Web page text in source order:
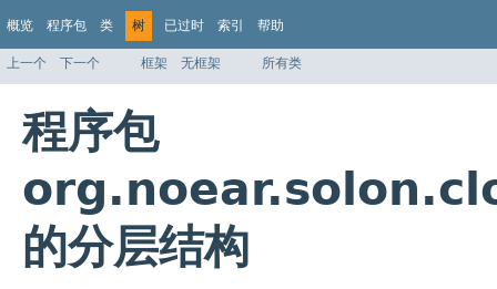
概览 程序包 类 树 已过时 索引 帮助
上一个 下一个 框架 无框架 所有类
程序包
的分层结构